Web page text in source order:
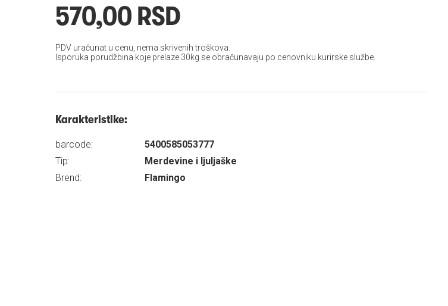
570,00 RSD
PDV uračunat u cenu, nema skrivenih troškova.
Isporuka porudžbina koje prelaze 30kg se obračunavaju po cenovniku kurirske službe.
Karakteristike:
barcode:
5400585053777
Tip:
Merdevine i ljuljaške
Brend:
Flamingo